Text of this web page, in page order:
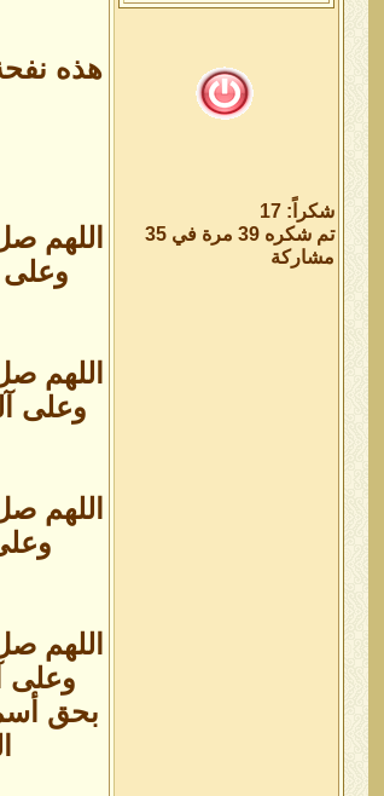
شكراً: 17
تم شكره 39 مرة في 35
مشاركة
هذه
اللهم
وعلى
اللهم
وعلى
اللهم
اللهم
وعلى
بحق